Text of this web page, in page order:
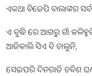
ଏକଥା ବିଜେପି ବାଲାଙ୍କର
ଏ ବୁଦ୍ଧି ରେ ଆଗରୁ ଗାଁ
ଆଜିକାଲି ସିଏ ବି ଚାଲୁନି,
ସେଇପରି ଦିନରାତି ଚବିଶ